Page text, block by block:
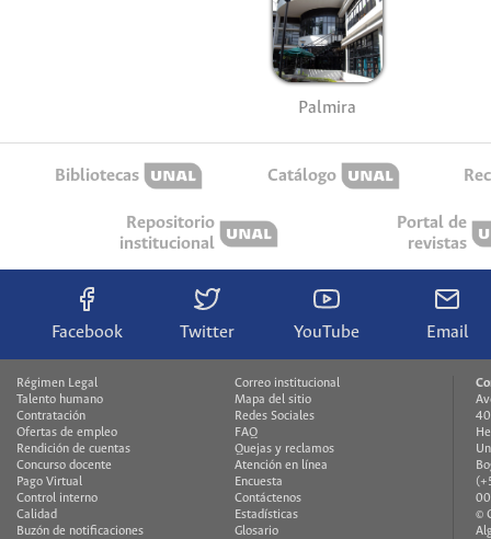
Palmira
Bibliotecas Catálogo
Repositorio
institucional
Portal de
revistas
Facebook Twitter YouTube Email
Régimen Legal
Talento humano
Contratación
Ofertas de empleo
Rendición de cuentas
Concurso docente
Pago Virtual
Control interno
Calidad
Buzón de notificaciones
Correo institucional
Mapa del sitio
Redes Sociales
FAQ
Quejas y reclamos
Atención en línea
Encuesta
Contáctenos
Estadísticas
Glosario
©